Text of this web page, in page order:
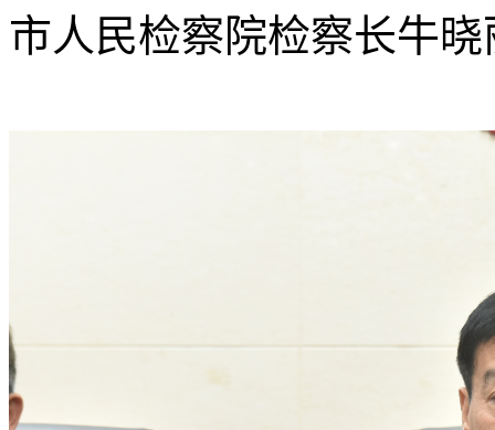
市人民检察院检察长牛